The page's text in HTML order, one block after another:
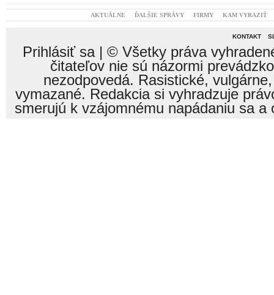
AKTUÁLNE ĎALŠIE SPRÁVY FIRMY KAM VYRAZIŤ
KONTAKT
Prihlásiť sa| © Všetky práva
čitateľov nie sú názormi
nezodpovedá. Rasistické,
vymazané. Redakcia si vyhradzuje
smerujú k vzájomnému napádaniu sa